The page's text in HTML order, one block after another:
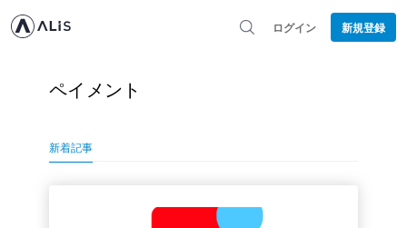
ログイン 新規登録
ペイメント
新着記事